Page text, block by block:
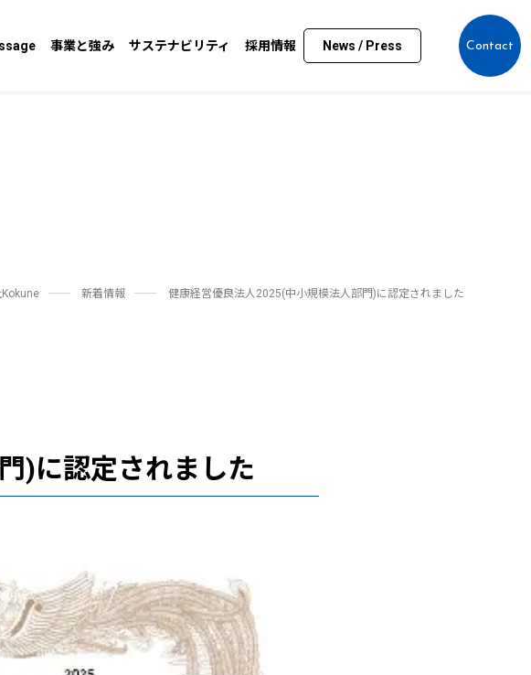
事業と強み サステナビリティ 採用情報 News / Press Contact
新着情報 健康経営優良法人2025(中小規模法人部門)に認定されました
)に認定されました